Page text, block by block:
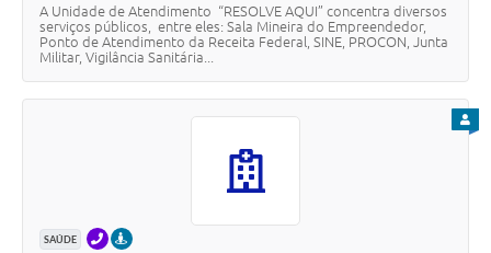
A Unidade de Atendimento “RESOLVE AQUI” concentra diversos
serviços públicos, entre eles: Sala Mineira do Empreendedor,
Ponto de Atendimento da Receita Federal, SINE, PROCON, Junta
Militar, Vigilância Sanitária...
SAÚDE TELEFONEPRESENCIAL